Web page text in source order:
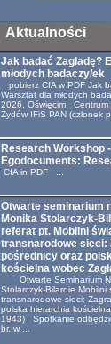
Aktualności
Jak badać Zagładę?
młodych badaczy/ek
pobierz CfA w PDF Jak
Warsztat dla młodych
2026, Oświęcim Centrum
Żydów IFiS PAN (członek
Research Workshop
Egodocuments:
CfA in PDF ...
Otwarte seminarium
Monika Stolarczyk-
referat pt. Mobilni
transnarodowe sieci:
pośrednicy oraz
kościelna wobec
Otwarte Seminarium
Stolarczyk-Bilardie Mobilni
transnarodowe sieci:
polska hierarchia
1943) Spotkanie
br. w ...